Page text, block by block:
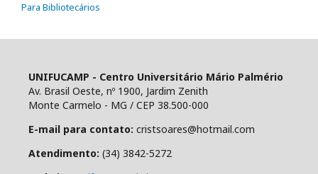
Para Bibliotecários
UNIFUCAMP - Centro Universitário Mário Palmério
Av. Brasil Oeste, nº 1900, Jardim Zenith
Monte Carmelo - MG / CEP 38.500-000
E-mail para contato: cristsoares@hotmail.com
Atendimento: (34) 3842-5272